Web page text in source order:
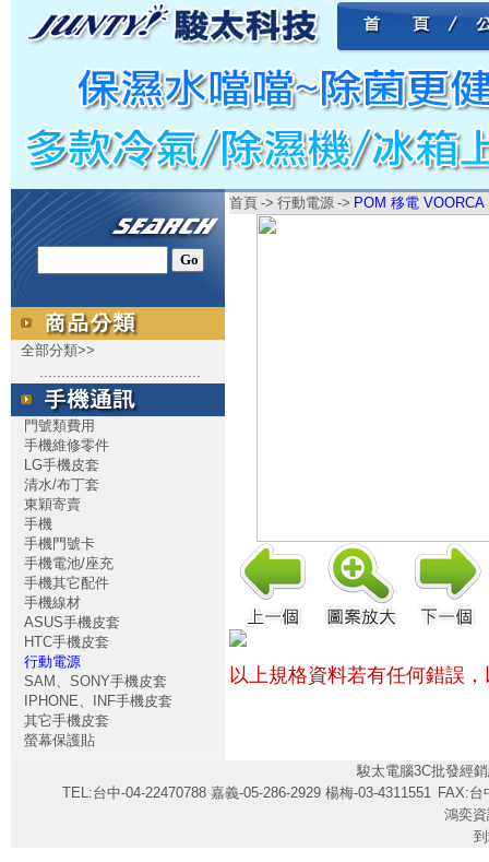
全部分類>>
.....................................
門號類費用
手機維修零件
LG手機皮套
清水/布丁套
東穎寄賣
手機
手機門號卡
手機電池/座充
手機其它配件
手機線材
ASUS手機皮套
HTC手機皮套
行動電源
SAM、SONY手機皮套
IPHONE、INF手機皮套
其它手機皮套
螢幕保護貼
首頁 -> 行動電源 -> POM 移電 VOORCA
以上規格資料若有任何錯誤
駿太電腦3C批發經
TEL:台中-04-22470788 嘉義-05-286-2929 楊梅-03-4311551 FAX:台
鴻奕